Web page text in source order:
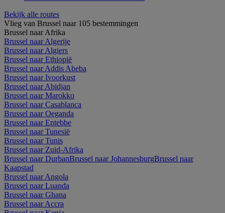
Bekijk alle routes
Vlieg van Brussel naar 105 bestemmingen
Brussel naar Afrika
Brussel naar Algerije
Brussel naar Algiers
Brussel naar Ethiopië
Brussel naar Addis Abeba
Brussel naar Ivoorkust
Brussel naar Abidjan
Brussel naar Marokko
Brussel naar Casablanca
Brussel naar Oeganda
Brussel naar Entebbe
Brussel naar Tunesië
Brussel naar Tunis
Brussel naar Zuid-Afrika
Brussel naar DurbanBrussel naar JohannesburgBrussel naar
Kaapstad
Brussel naar Angola
Brussel naar Luanda
Brussel naar Ghana
Brussel naar Accra